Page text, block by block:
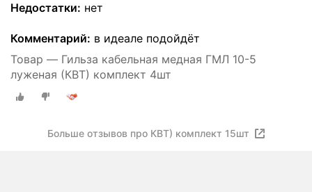
Недостатки: нет
Комментарий: в идеале подойдёт
Товар — Гильза кабельная медная ГМЛ 10-5
луженая (КВТ) комплект 4шт
Больше отзывов про КВТ) комплект 15шт